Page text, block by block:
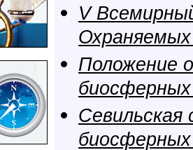
V
Положение
Севильская